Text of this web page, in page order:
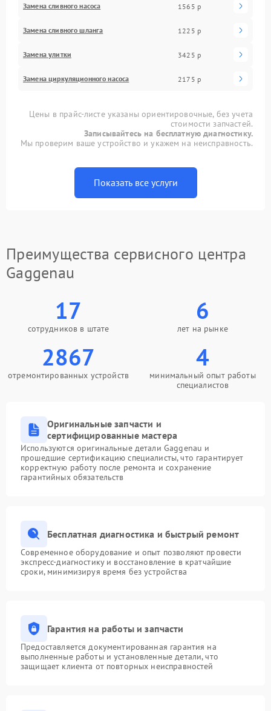
Замена сливного насоса 1565 р
Замена сливного шланга 1225 р
Замена улитки 3425 р
Замена циркуляционного насоса 2175 р
Цены в прайс-листе указаны ориентировочные, без учета
стоимости запчастей.
Записывайтесь на бесплатную диагностику.
Мы проверим ваше устройство и укажем на неисправность.
Показать все услуги
Преимущества сервисного центра
Gaggenau
17
сотрудников в штате
6
лет на рынке
2867
отремонтированных устройств
4
минимальный опыт работы
специалистов
Оригинальные запчасти и
сертифицированные мастера
Используются оригинальные детали Gaggenau и
прошедшие сертификацию специалисты, что гарантирует
корректную работу после ремонта и сохранение
гарантийных обязательств
Бесплатная диагностика и быстрый ремонт
Современное оборудование и опыт позволяют провести
экспресс-диагностику и восстановление в кратчайшие
сроки, минимизируя время без устройства
Гарантия на работы и запчасти
Предоставляется документированная гарантия на
выполненные работы и установленные детали, что
защищает клиента от повторных неисправностей